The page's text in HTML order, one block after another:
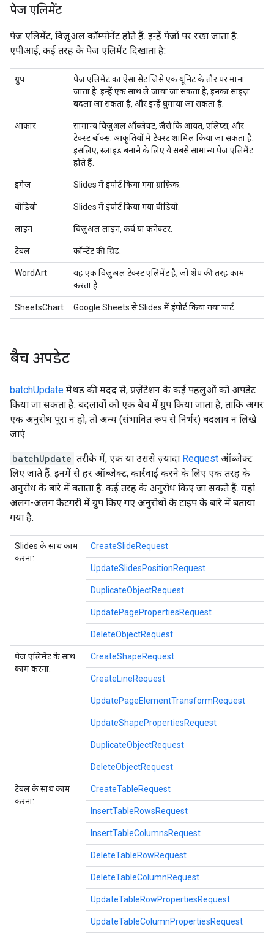
पेज एलिमेंट
पेज एलिमेंट, विज़ुअल कॉम्पोनेंट होते हैं. इन्हें पेजों पर रखा जाता है.
एपीआई, कई तरह के पेज एलिमेंट दिखाता है:
ग्रुप
पेज एलिमेंट का ऐसा सेट जिसे एक यूनिट के तौर पर माना
जाता है. इन्हें एक साथ ले जाया जा सकता है, इनका साइज़
बदला जा सकता है, और इन्हें घुमाया जा सकता है.
आकार
सामान्य विज़ुअल ऑब्जेक्ट, जैसे कि आयत, एलिप्स, और
टेक्स्ट बॉक्स. आकृतियों में टेक्स्ट शामिल किया जा सकता है.
इसलिए, स्लाइड बनाने के लिए ये सबसे सामान्य पेज एलिमेंट
होते हैं.
इमेज Slides में इंपोर्ट किया गया ग्राफ़िक.
वीडियो Slides में इंपोर्ट किया गया वीडियो.
लाइन विज़ुअल लाइन, कर्व या कनेक्टर.
टेबल कॉन्टेंट की ग्रिड.
WordArt
यह एक विज़ुअल टेक्स्ट एलिमेंट है, जो शेप की तरह काम
करता है.
SheetsChart Google Sheets से Slides में इंपोर्ट किया गया चार्ट.
बैच अपडेट
batchUpdate मेथड की मदद से, प्रज़ेंटेशन के कई पहलुओं को अपडेट
किया जा सकता है. बदलावों को एक बैच में ग्रुप किया जाता है, ताकि अगर
एक अनुरोध पूरा न हो, तो अन्य (संभावित रूप से निर्भर) बदलाव न लिखे
जाएं.
batchUpdate तरीके में, एक या उससे ज़्यादा Request ऑब्जेक्ट
लिए जाते हैं. इनमें से हर ऑब्जेक्ट, कार्रवाई करने के लिए एक तरह के
अनुरोध के बारे में बताता है. कई तरह के अनुरोध किए जा सकते हैं. यहां
अलग-अलग कैटगरी में ग्रुप किए गए अनुरोधों के टाइप के बारे में बताया
गया है.
Slides के साथ काम
करना:
CreateSlideRequest
UpdateSlidesPositionRequest
DuplicateObjectRequest
UpdatePagePropertiesRequest
DeleteObjectRequest
पेज एलिमेंट के साथ
काम करना:
CreateShapeRequest
CreateLineRequest
UpdatePageElementTransformRequest
UpdateShapePropertiesRequest
DuplicateObjectRequest
DeleteObjectRequest
टेबल के साथ काम
करना:
CreateTableRequest
InsertTableRowsRequest
InsertTableColumnsRequest
DeleteTableRowRequest
DeleteTableColumnRequest
UpdateTableRowPropertiesRequest
UpdateTableColumnPropertiesRequest